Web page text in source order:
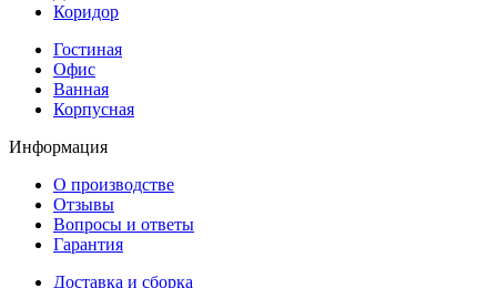
Коридор
Гостиная
Офис
Ванная
Корпусная
Информация
О производстве
Отзывы
Вопросы и ответы
Гарантия
Доставка и сборка